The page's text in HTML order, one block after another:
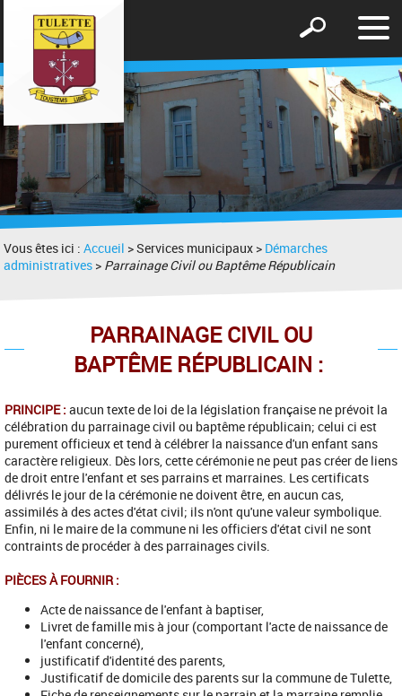
le
Afficher
formulaire
de
recherche
Vous êtes ici :Accueil > Services municipaux > Démarches
administratives > Parrainage Civil ou Baptême Républicain
PARRAINAGE CIVIL OU
BAPTÊME RÉPUBLICAIN :
PRINCIPE : aucun texte de loi de la législation française ne prévoit la
célébration du parrainage civil ou baptême républicain; celui ci est
purement officieux et tend à célébrer la naissance d'un enfant sans
caractère religieux. Dès lors, cette cérémonie ne peut pas créer de liens
de droit entre l'enfant et ses parrains et marraines. Les certificats
délivrés le jour de la cérémonie ne doivent être, en aucun cas,
assimilés à des actes d'état civil; ils n'ont qu'une valeur symbolique.
Enfin, ni le maire de la commune ni les officiers d'état civil ne sont
contraints de procéder à des parrainages civils.
PIÈCES À FOURNIR :
Acte de naissance de l'enfant à baptiser,
Livret de famille mis à jour (comportant l'acte de naissance de
l'enfant concerné),
justificatif d'identité des parents,
Justificatif de domicile des parents sur la commune de Tulette,